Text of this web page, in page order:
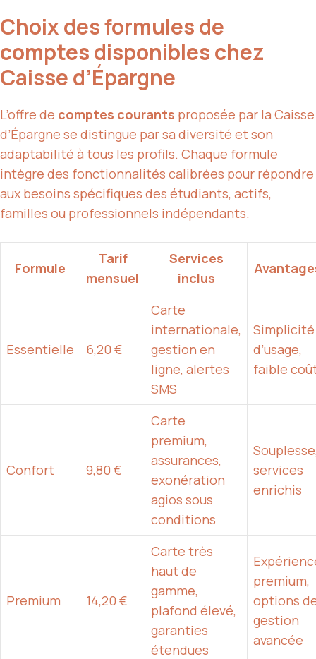
Choix des formules de
comptes disponibles chez
Caisse d’Épargne
L’offre de comptes courants proposée par la Caisse
d’Épargne se distingue par sa diversité et son
adaptabilité à tous les profils. Chaque formule
intègre des fonctionnalités calibrées pour répondre
aux besoins spécifiques des étudiants, actifs,
familles ou professionnels indépendants.
Formule
Tarif
mensuel
Services
inclus
Essentielle 6,20 €
Carte
internationale,
gestion en
ligne, alertes
SMS
Simplicité
d’usage,
faible
Confort 9,80 €
Carte
premium,
assurances,
exonération
agios sous
conditions
services
enrichis
Premium 14,20 €
Carte très
haut de
gamme,
plafond élevé,
garanties
étendues
premium,
options
gestion
avancée